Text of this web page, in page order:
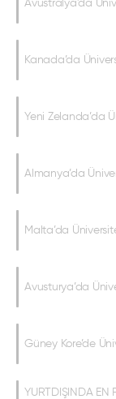
Avustralya'da
Kanada’da
Yeni Zelanda’da
Almanya’da
Malta’da
Avusturya’da
Güney Kore’de
YURTDIŞINDA EN